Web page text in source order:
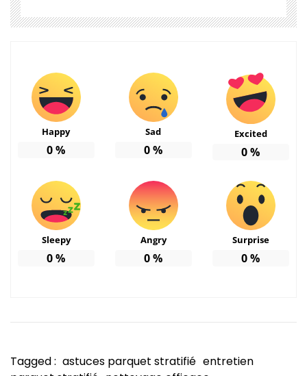
Happy
0%
Sad
0%
Excited
0%
Sleepy
0%
Angry
0%
Surprise
0%
Tagged : astuces parquet stratifié entretien